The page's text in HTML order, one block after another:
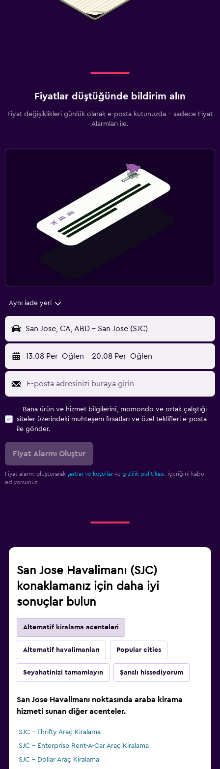
Fiyatlar düştüğünde bildirim alın
Fiyat değişiklikleri günlük olarak e-posta kutunuzda - sadece Fiyat
Alarmları ile.
Aynı iade yeri
San Jose, CA, ABD - San Jose (SJC)
13.08 Per Öğlen - 20.08 Per Öğlen
Bana ürün ve hizmet bilgilerini, momondo ve ortak çalıştığı
siteler üzerindeki muhteşem fırsatları ve özel teklifleri e-posta
ile gönder.
Fiyat Alarmı Oluştur
Fiyat alarmı oluşturarak şartlar ve koşullar ve gizlilik politikası. içeriğini kabul
ediyorsunuz
San Jose Havalimanı (SJC)
konaklamanız için daha iyi
sonuçlar bulun
Alternatif kiralama acenteleri
Alternatif havalimanları Popular cities
Seyahatinizi tamamlayın Şanslı hissediyorum
San Jose Havalimanı noktasında araba kirama
hizmeti sunan diğer acenteler.
SJC - Thrifty Araç Kiralama
SJC - Enterprise Rent-A-Car Araç Kiralama
SJC - Dollar Araç Kiralama